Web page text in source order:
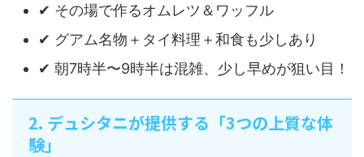
✔ その場で作るオムレツ＆ワッフル
✔ グアム名物＋タイ料理＋和食も少しあり
✔ 朝7時半〜9時半は混雑、少し早めが狙い目！
2. デュシタニが提供する「3つの上質な体
験」